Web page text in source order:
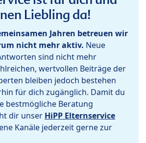
Liebling da!
Jahren betreuen wir
nicht mehr aktiv. Neue
sind nicht mehr
wertvollen Beiträge der
bleiben jedoch bestehen
für dich zugänglich. Damit du
bestmögliche Beratung
dir unser HiPP Elternservice
Kanäle jederzeit gerne zur